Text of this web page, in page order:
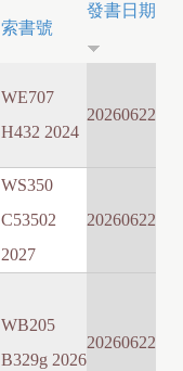
索書號
發書日期
WE707
H432 2024
20260622
WS350
C53502
2027
20260622
WB205
B329g 2026
20260622